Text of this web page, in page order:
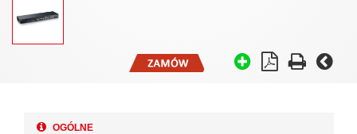
OGÓLNE